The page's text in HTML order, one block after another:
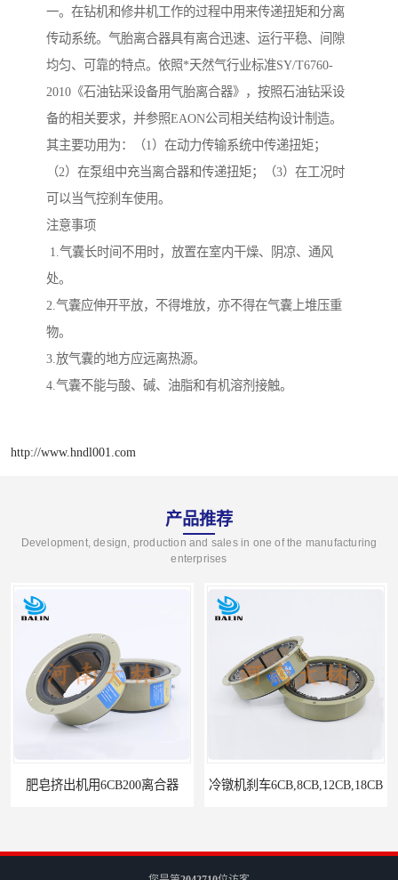
一。在钻机和修井机工作的过程中用来传递扭矩和分离
传动系统。气胎离合器具有离合迅速、运行平稳、间隙
均匀、可靠的特点。依照*天然气行业标准SY/T6760-
2010《石油钻采设备用气胎离合器》，按照石油钻采设
备的相关要求，并参照EAON公司相关结构设计制造。
其主要功用为：（1）在动力传输系统中传递扭矩；
（2）在泵组中充当离合器和传递扭矩；（3）在工况时
可以当气控刹车使用。
注意事项
1.气囊长时间不用时，放置在室内干燥、阴凉、通风
处。
2.气囊应伸开平放，不得堆放，亦不得在气囊上堆压重
物。
3.放气囊的地方应远离热源。
4.气囊不能与酸、碱、油脂和有机溶剂接触。
http://www.hndl001.com
产品推荐
Development, design, production and sales in one of the manufacturing
enterprises
肥皂挤出机用6CB200离合器 冷镦机刹车6CB,8CB,12CB,18CB